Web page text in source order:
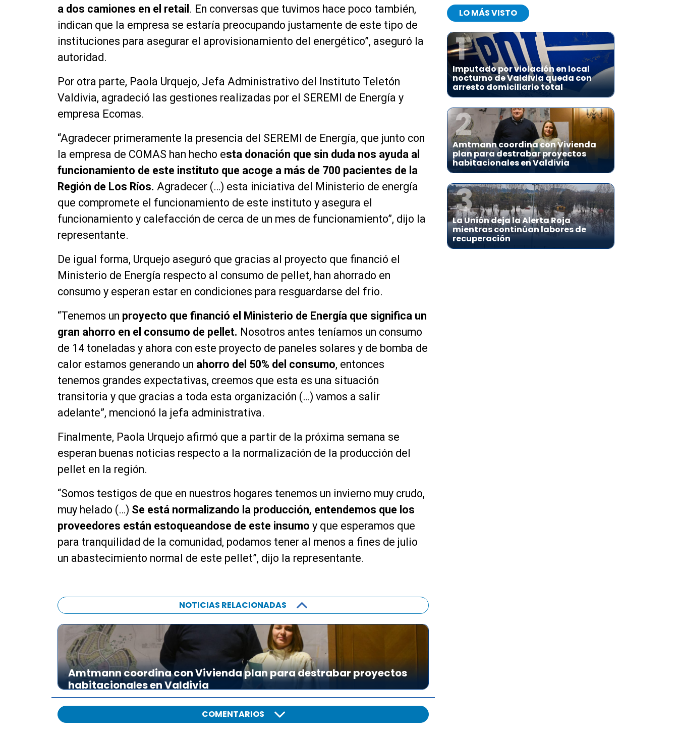
a dos camiones en el retail . En conversas que tuvimos hace poco también,
indican que la empresa se estaría preocupando justamente de este tipo de
instituciones para asegurar el aprovisionamiento del energético”, aseguró la
autoridad.
Por otra parte, Paola Urquejo, Jefa Administrativo del Instituto Teletón
Valdivia, agradeció las gestiones realizadas por el SEREMI de Energía y
empresa Ecomas.
“Agradecer primeramente la presencia del SEREMI de Energía, que junto con
la empresa de COMAS han hecho esta donación que sin duda nos ayuda al
funcionamiento de este instituto que acoge a más de 700 pacientes de la
Región de Los Ríos. Agradecer (…) esta iniciativa del Ministerio de energía
que compromete el funcionamiento de este instituto y asegura el
funcionamiento y calefacción de cerca de un mes de funcionamiento”, dijo la
representante.
De igual forma, Urquejo aseguró que gracias al proyecto que financió el
Ministerio de Energía respecto al consumo de pellet, han ahorrado en
consumo y esperan estar en condiciones para resguardarse del frio.
“Tenemos un proyecto que financió el Ministerio de Energía que significa un
gran ahorro en el consumo de pellet. Nosotros antes teníamos un consumo
de 14 toneladas y ahora con este proyecto de paneles solares y de bomba de
calor estamos generando un ahorro del 50% del consumo, entonces
tenemos grandes expectativas, creemos que esta es una situación
transitoria y que gracias a toda esta organización (…) vamos a salir
adelante”, mencionó la jefa administrativa.
Finalmente, Paola Urquejo afirmó que a partir de la próxima semana se
esperan buenas noticias respecto a la normalización de la producción del
pellet en la región.
“Somos testigos de que en nuestros hogares tenemos un invierno muy crudo,
muy helado (…) Se está normalizando la producción, entendemos que los
proveedores están estoqueandose de este insumo y que esperamos que
para tranquilidad de la comunidad, podamos tener al menos a fines de julio
un abastecimiento normal de este pellet”, dijo la representante.
NOTICIAS RELACIONADAS
Amtmann coordina con Vivienda plan para destrabar proyectos
habitacionales en Valdivia
COMENTARIOS
LO MÁS VISTO
1
Imputado por violación en local
nocturno de Valdivia queda con
arresto domiciliario total
2
Amtmann coordina con Vivienda
plan para destrabar proyectos
habitacionales en Valdivia
3
La Unión deja la Alerta Roja
mientras continúan labores de
recuperación